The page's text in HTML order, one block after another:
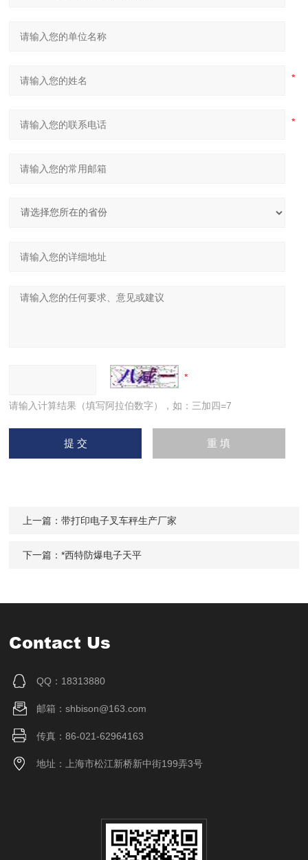
请输入计算结果（填写阿拉伯数字），如：三加四=7
上一篇：带打印电子叉车秤生产厂家
下一篇：*西特防爆电子天平
Contact Us
QQ：18313880
邮箱：shbison@163.com
传真：86-021-62964163
地址：上海市松江新桥新中街199弄3号